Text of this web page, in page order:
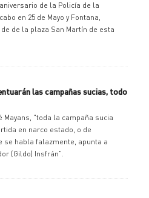
de la Policía de la
en 25 de Mayo y Fontana,
de la plaza San Martín de esta
las campañas sucias, todo
"toda la campaña sucia
en narco estado, o de
se habla falazmente, apunta a
(Gildo) Insfrán".